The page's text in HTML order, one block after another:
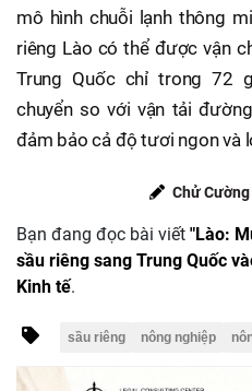
mô hình chuỗi lạnh thông
riêng Lào có thể được vận
Trung Quốc chỉ trong 72
chuyển so với vận tải
đảm bảo cả độ tươi ngon và
Chử
Bạn đang đọc bài viết "Lào:
sầu riêng sang Trung Quốc
Kinh tế.
sầu riêng nông nghiệp